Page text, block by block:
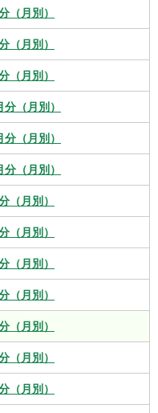
（月別）
（月別）
（月別）
（月別）
（月別）
（月別）
（月別）
（月別）
（月別）
（月別）
（月別）
（月別）
（月別）